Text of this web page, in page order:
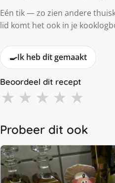
Eén tik — zo zien andere
lid komt het ook in je
🍳Ik heb dit gemaakt
Beoordeel dit recept
★ ★ ★ ★ ★
Probeer dit ook